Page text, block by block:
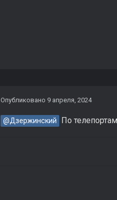
Опубликовано 9 апреля, 2024
@Дзержинский По